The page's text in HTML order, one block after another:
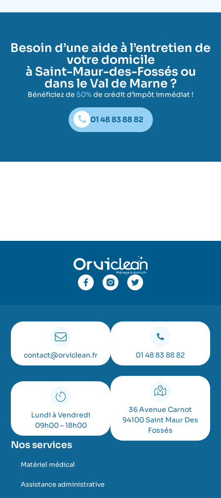
Besoin d’une aide à l’entretien de
votre domicile
à Saint-Maur-des-Fossés ou
dans le Val de Marne ?
Bénéficiez de 50%de crédit d’impôt immédiat !
01 48 83 88 82
contact@orviclean.fr 01 48 83 88 82
Lundi à Vendredi
09h00 – 18h00
36 Avenue Carnot
94100 Saint Maur Des
Fossés
Nos services
Matériel médical
Assistance administrative